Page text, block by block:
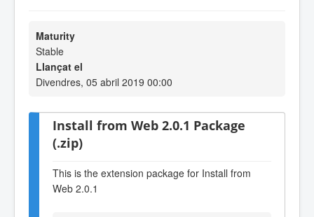
Maturity
Stable
Llançat el
Divendres, 05 abril 2019 00:00
Install from Web 2.0.1 Package
(.zip)
This is the extension package for Install from
Web 2.0.1